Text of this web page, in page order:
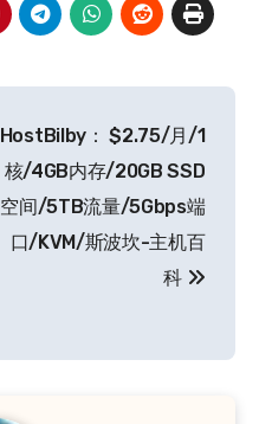
HostBilby： $2.75/月/1
核/4GB内存/20GB SSD
空间/5TB流量/5Gbps端
口/KVM/斯波坎-主机百
科